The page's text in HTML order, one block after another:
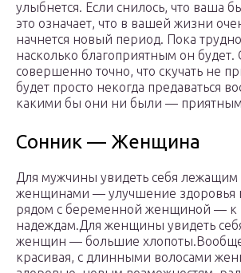
улыбнется. Если снилось, что ваша
это означает, что в вашей жизни
начнется новый период. Пока трудно
насколько благоприятным он будет.
совершенно точно, что скучать не
будет просто некогда предаваться
какими бы они ни были —
Сонник — Женщина
Для мужчины увидеть себя
женщинами — улучшение здоровья
рядом с беременной женщиной — к
надеждам.Для женщины увидеть
женщин — большие
красивая, с длинными волосами